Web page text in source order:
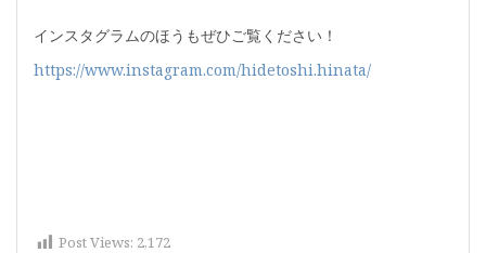
インスタグラムのほうもぜひご覧ください！
https://www.instagram.com/hidetoshi.hinata/
Post Views: 2,172